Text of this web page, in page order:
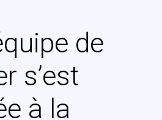
de
s’est
à la